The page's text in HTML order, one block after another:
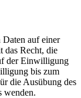
Daten auf einer
das Recht, die
der Einwilligung
bis zum
die Ausübung des
wenden.